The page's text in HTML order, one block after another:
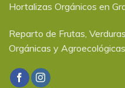
Hortalizas Orgánicos en
Reparto de Frutas,
Orgánicas y Agroecológicas